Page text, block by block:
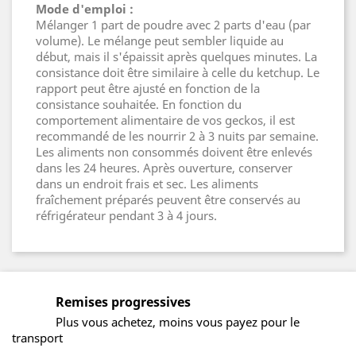
Mode d'emploi :
Mélanger 1 part de poudre avec 2 parts d'eau (par
volume). Le mélange peut sembler liquide au
début, mais il s'épaissit après quelques minutes. La
consistance doit être similaire à celle du ketchup. Le
rapport peut être ajusté en fonction de la
consistance souhaitée. En fonction du
comportement alimentaire de vos geckos, il est
recommandé de les nourrir 2 à 3 nuits par semaine.
Les aliments non consommés doivent être enlevés
dans les 24 heures. Après ouverture, conserver
dans un endroit frais et sec. Les aliments
fraîchement préparés peuvent être conservés au
réfrigérateur pendant 3 à 4 jours.
Remises progressives
Plus vous achetez, moins vous payez pour le
transport